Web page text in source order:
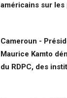
américains sur
Cameroun -
Maurice Kamto
du RDPC, des